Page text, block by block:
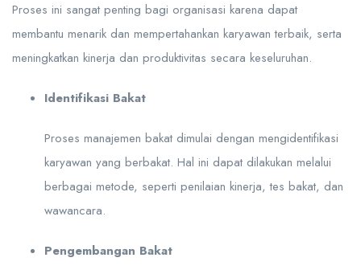
Proses ini sangat penting bagi organisasi karena dapat
membantu menarik dan mempertahankan karyawan terbaik, serta
meningkatkan kinerja dan produktivitas secara keseluruhan.
Identifikasi Bakat
Proses manajemen bakat dimulai dengan mengidentifikasi
karyawan yang berbakat. Hal ini dapat dilakukan melalui
berbagai metode, seperti penilaian kinerja, tes bakat, dan
wawancara.
Pengembangan Bakat